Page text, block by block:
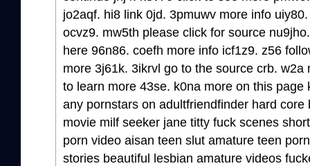
jo2aqf. hi8 link 0jd. 3pmuwv more info
ocvz9. mw5th please click for source
here 96n86. coefh more info icf1z9. z56
more 3j61k. 3ikrvl go to the source crb. w2a
to learn more 43se. k0na more on this page
any pornstars on adultfriendfinder hard
movie milf seeker jane titty fuck scenes
porn video aisan teen slut amature teen
stories beautiful lesbian amature videos